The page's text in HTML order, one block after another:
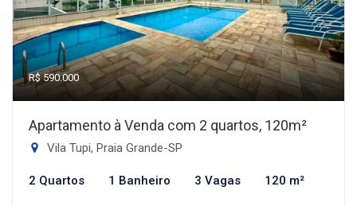
R$ 590.000
Apartamento à Venda com 2 quartos, 120m²
Vila Tupi, Praia Grande-SP
2 Quartos 1 Banheiro 3 Vagas 120 m²